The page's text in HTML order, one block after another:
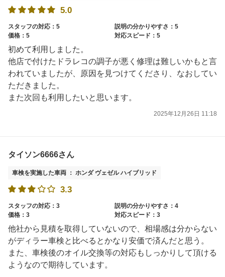
5.0
スタッフの対応：5
説明の分かりやすさ：5
価格：5
対応スピード：5
初めて利用しました。
他店で付けたドラレコの調子が悪く修理は難しいかもと言
われていましたが、原因を見つけてくださり、なおしてい
ただきました。
また次回も利用したいと思います。
2025年12月26日 11:18
タイソン6666さん
車検を実施した車両 ： ホンダ ヴェゼル ハイブリッド
3.3
スタッフの対応：3
説明の分かりやすさ：4
価格：3
対応スピード：3
他社から見積を取得していないので、相場感は分からない
がディラー車検と比べるとかなり安価で済んだと思う。
また、車検後のオイル交換等の対応もしっかりして頂ける
ようなので期待しています。